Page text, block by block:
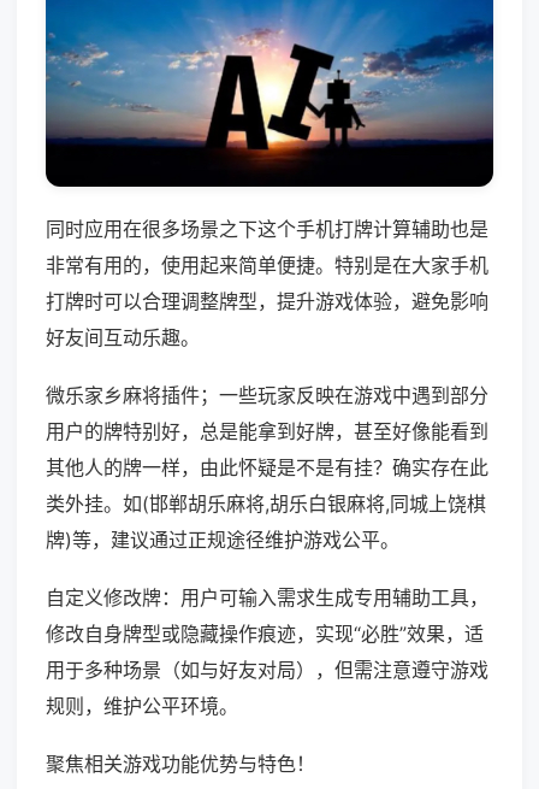
同时应用在很多场景之下这个手机打牌计算辅助也是
非常有用的，使用起来简单便捷。特别是在大家手机
打牌时可以合理调整牌型，提升游戏体验，避免影响
好友间互动乐趣。
微乐家乡麻将插件；一些玩家反映在游戏中遇到部分
用户的牌特别好，总是能拿到好牌，甚至好像能看到
其他人的牌一样，由此怀疑是不是有挂？确实存在此
类外挂。如(邯郸胡乐麻将,胡乐白银麻将,同城上饶棋
牌)等，建议通过正规途径维护游戏公平。
自定义修改牌：用户可输入需求生成专用辅助工具，
修改自身牌型或隐藏操作痕迹，实现“必胜”效果，适
用于多种场景（如与好友对局），但需注意遵守游戏
规则，维护公平环境。
聚焦相关游戏功能优势与特色！